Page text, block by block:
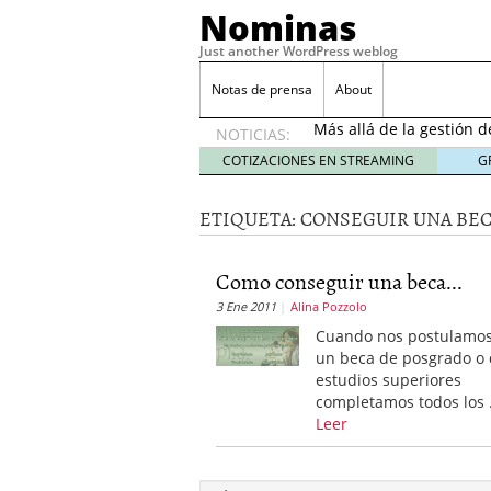
Nominas
Just another WordPress weblog
Notas de prensa About
NOTICIAS:
Desempleo Colombia
Más allá de la gestión
Una digitalización
en el sector financiero
Consejos para el
Más allá de la gestión
COTIZACIONES EN STREAMING
ETIQUETA:CONSEGUIR UNA
Como conseguir una beca...
3 Ene 2011 Alina Pozzolo
Cuando nos
un beca de posgrado o
estudios superiores
completamos todos los
Leer